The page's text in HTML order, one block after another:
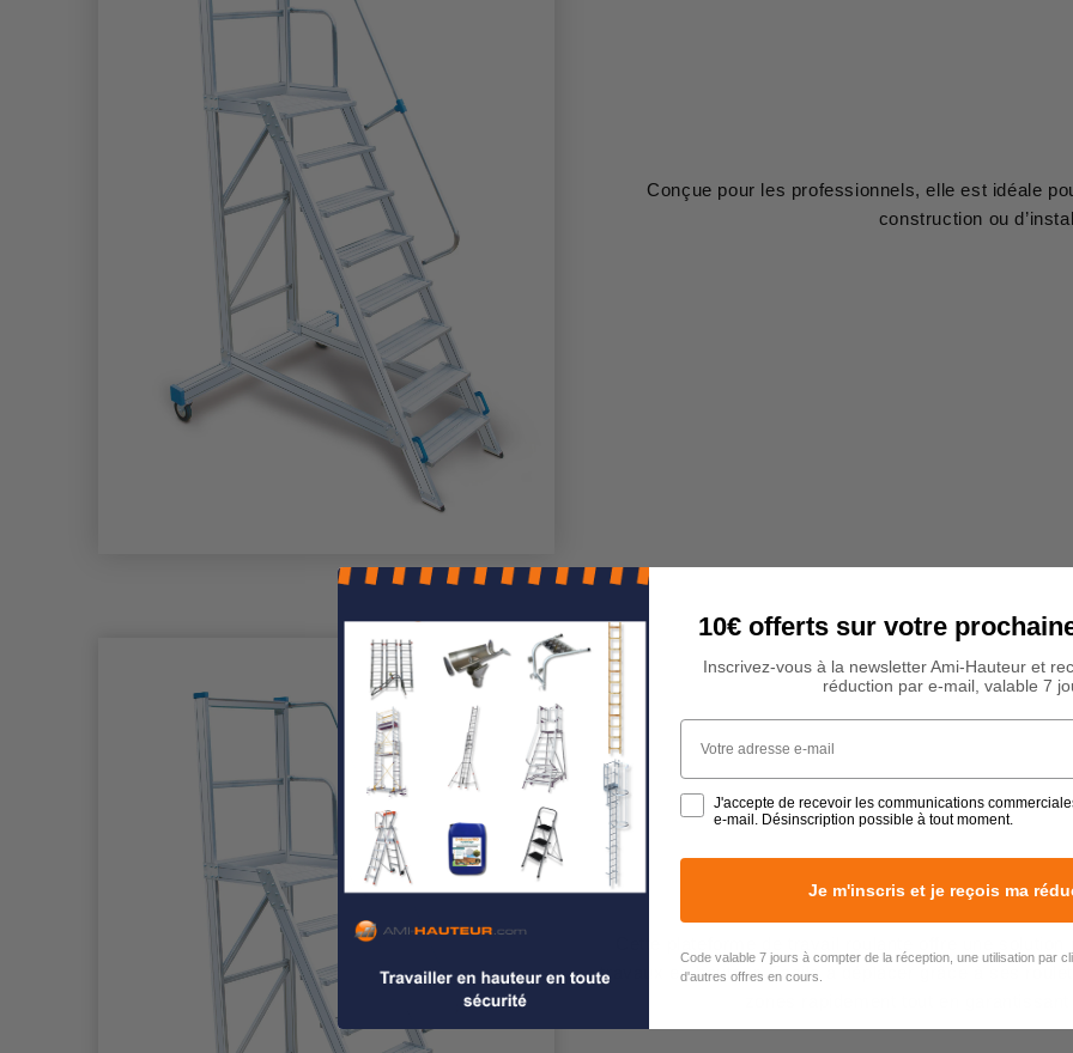
Conçue pour les professionnels, elle est idéale
construction ou
Cette plateforme de travail roulante offre une
travaux en hauteur. Facile à déplacer grâce à ses
10€ offerts sur votre
Inscrivez-vous à la newsletter Ami-Hauteur et
réduction par e-mail, valable 7
Votre adresse e-mail
J'accepte de recevoir les communications
e-mail. Désinscription possible à tout moment.
Je m'inscris et je reçois ma
Code valable 7 jours à compter de la réception, une utilisation par
d'autres offres en cours.